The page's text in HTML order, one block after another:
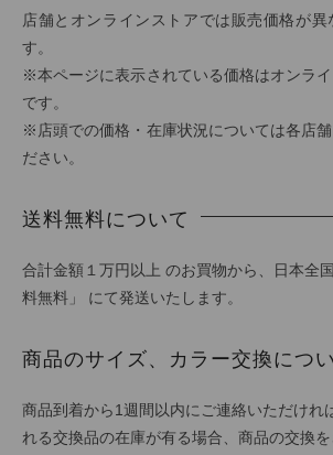
店舗とオンラインストアでは販売価格が異
す。
※本ページに表示されている価格はオンラ
です。
※店頭での価格・在庫状況については各店舗
ださい。
送料無料について
合計金額１万円以上 のお買物から、日本全
料無料」 にて発送いたします。
商品のサイズ、カラー交換につ
商品到着から1週間以内にご連絡いただけれ
れる交換品の在庫が有る場合、商品の交換